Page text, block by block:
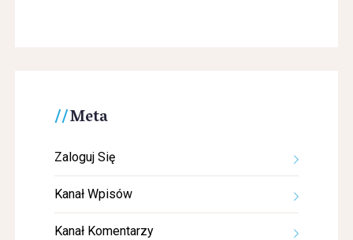
Meta
Zaloguj Się
Kanał Wpisów
Kanał Komentarzy